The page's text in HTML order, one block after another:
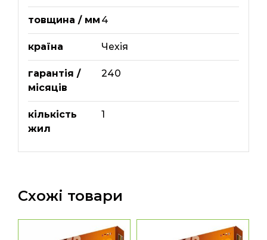
товщина / мм 4
країна Чехія
гарантія /
місяців
240
кількість
жил
1
Схожі товари